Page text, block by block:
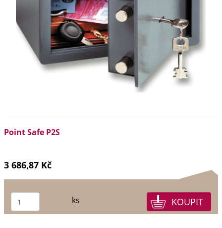
Point Safe P2S
3 686,87 Kč
ks